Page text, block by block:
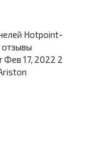
Hotpoint-
отзывы
Фев 17, 2022 2